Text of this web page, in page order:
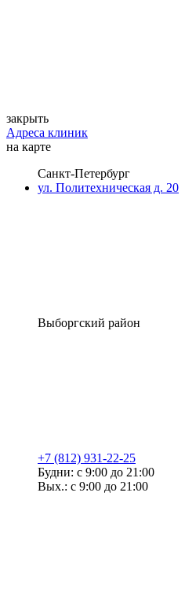
закрыть
Адреса клиник
на карте
Санкт-Петербург
ул. Политехническая д. 20
Выборгский район
+7 (812) 931-22-25
Будни: с 9:00 до 21:00
Вых.: с 9:00 до 21:00